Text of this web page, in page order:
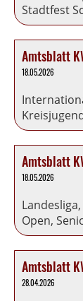
Stadtfest
Amtsblatt
18.05.2026
Amtsblatt
18.05.2026
Open,
Amtsblatt
28.04.2026